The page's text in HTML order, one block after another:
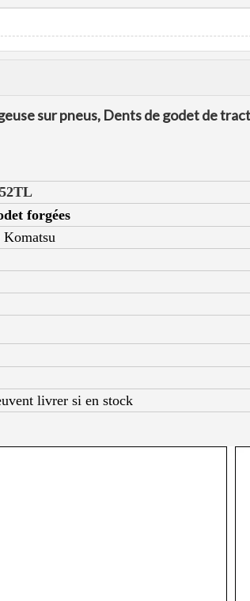
sur pneus, Dents de godet de
forgées
Komatsu
livrer si en stock